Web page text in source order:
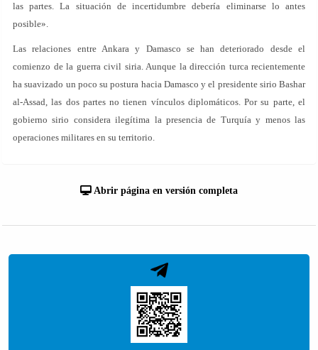
las partes. La situación de incertidumbre debería eliminarse lo antes
posible».
Las relaciones entre Ankara y Damasco se han deteriorado desde el
comienzo de la guerra civil siria. Aunque la dirección turca recientemente
ha suavizado un poco su postura hacia Damasco y el presidente sirio Bashar
al-Assad, las dos partes no tienen vínculos diplomáticos. Por su parte, el
gobierno sirio considera ilegítima la presencia de Turquía y menos las
operaciones militares en su territorio.
Abrir página en versión completa